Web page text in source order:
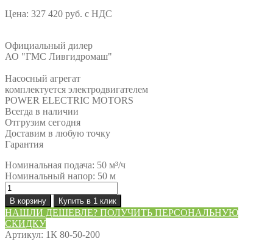
Цена: 327 420 руб. с НДС
Официальный дилер
АО "ГМС Ливгидромаш"
Насосный агрегат
комплектуется электродвигателем
POWER ELECTRIC MOTORS
Всегда в наличии
Отгрузим сегодня
Доставим в любую точку
Гарантия
Номинальная подача: 50 м³/ч
Номинальный напор: 50 м
Количество
товара
Насос
1К
80-
50-
В корзину Купить в 1 клик
НАШЛИ ДЕШЕВЛЕ? ПОЛУЧИТЬ ПЕРСОНАЛЬНУЮ
СКИДКУ
Артикул: 1К 80-50-200